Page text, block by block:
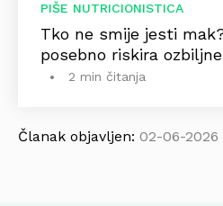
PIŠE NUTRICIONISTICA
Tko ne smije jesti
posebno riskira
2 min čitanja
Članak objavljen: 02-06-2026